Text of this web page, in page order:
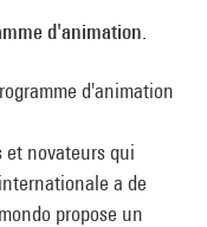
d'animation.
d'animation
et novateurs qui
a de
propose un